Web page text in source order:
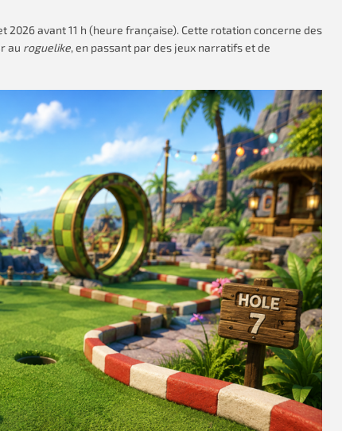
2026 avant 11 h (heure française). Cette rotation concerne des
au roguelike, en passant par des jeux narratifs et de